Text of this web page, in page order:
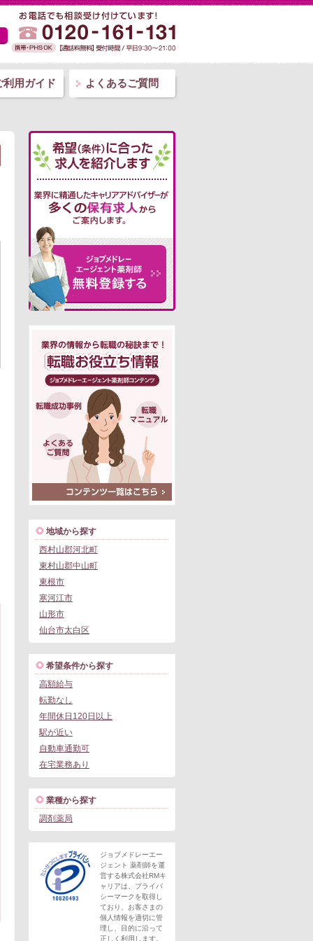
利用ガイド よくあるご質問
地域から探す
西村山郡河北町
東村山郡中山町
東根市
寒河江市
山形市
仙台市太白区
希望条件から探す
高額給与
転勤なし
年間休日120日以上
駅が近い
自動車通勤可
在宅業務あり
業種から探す
調剤薬局
ジョブメドレーエー
ジェント 薬剤師を運
営する株式会社RMキ
ャリアは、プライバ
シーマークを取得し
ており、お客さまの
個人情報を適切に管
理し、目的に沿って
正しく利用します。